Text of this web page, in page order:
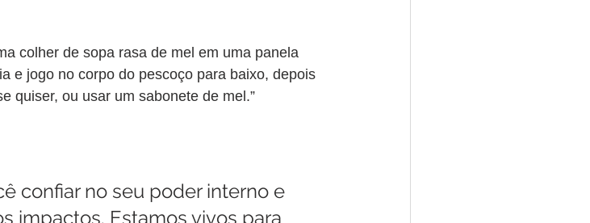
colher de sopa rasa de mel em uma panela
e jogo no corpo do pescoço para baixo, depois
quiser, ou usar um sabonete de mel.”
confiar no seu poder interno e
impactos. Estamos vivos para